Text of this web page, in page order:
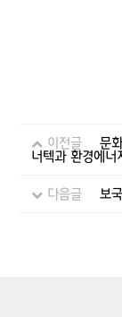
이전글
문
너텍과 환경에
다음글
보